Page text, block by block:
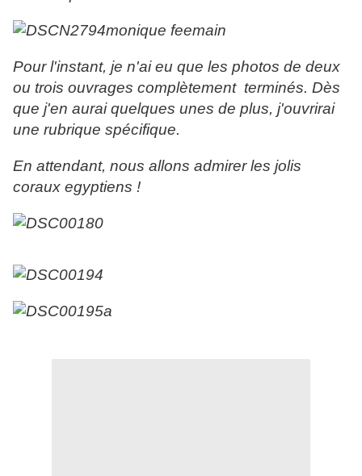
Pour l'instant, je n'ai eu que les photos de deux
ou trois ouvrages complètement terminés. Dès
que j'en aurai quelques unes de plus, j'ouvrirai
une rubrique spécifique.
En attendant, nous allons admirer les jolis
coraux egyptiens !